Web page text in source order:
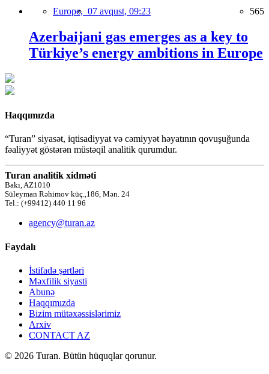
Europe, 07 avqust, 09:23 565
Azerbaijani gas emerges as a key to
Türkiye’s energy ambitions in Europe
Haqqımızda
“Turan” siyasət, iqtisadiyyat və cəmiyyət həyatının qovuşuğunda
fəaliyyət göstərən müstəqil analitik qurumdur.
Turan analitik xidməti
Bakı, AZ1010
Süleyman Rəhimov küç.,186, Mən. 24
Tel.: (+99412) 440 11 96
agency@turan.az
Faydalı
İstifadə şərtləri
Məxfilik siyasti
Abunə
Haqqımızda
Bizim mütəxəssislərimiz
Arxiv
CONTACT AZ
© 2026 Turan. Bütün hüquqlar qorunur.